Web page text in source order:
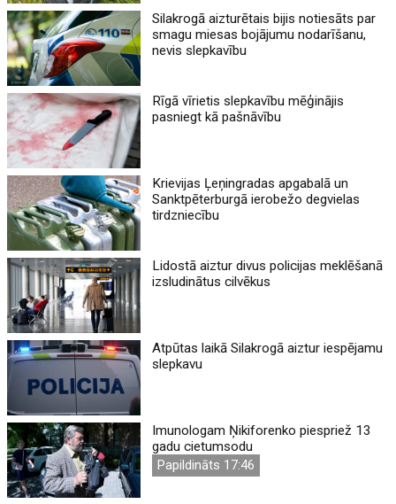
Silakrogā aizturētais bijis notiesāts par
smagu miesas bojājumu nodarīšanu,
nevis slepkavību
Rīgā vīrietis slepkavību mēģinājis
pasniegt kā pašnāvību
Krievijas Ļeņingradas apgabalā un
Sanktpēterburgā ierobežo degvielas
tirdzniecību
Lidostā aiztur divus policijas meklēšanā
izsludinātus cilvēkus
Atpūtas laikā Silakrogā aiztur iespējamu
slepkavu
Imunologam Ņikiforenko piespriež 13
gadu cietumsodu
Papildināts 17:46